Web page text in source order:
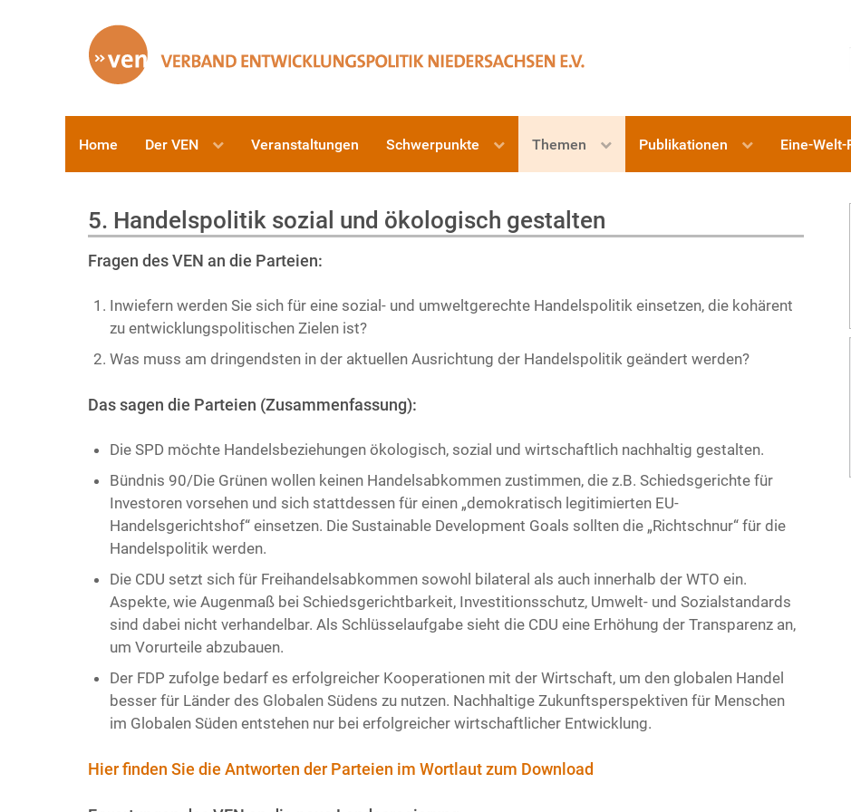
Home Der VEN Veranstaltungen Schwerpunkte Themen Publikationen Eine-
5. Handelspolitik sozial und ökologisch gestalten
Fragen des VEN an die Parteien:
Inwiefern werden Sie sich für eine sozial- und umweltgerechte Handelspolitik einsetzen, die kohärent
zu entwicklungspolitischen Zielen ist?
Was muss am dringendsten in der aktuellen Ausrichtung der Handelspolitik geändert werden?
Das sagen die Parteien (Zusammenfassung):
Die SPD möchte Handelsbeziehungen ökologisch, sozial und wirtschaftlich nachhaltig gestalten.
Bündnis 90/Die Grünen wollen keinen Handelsabkommen zustimmen, die z.B. Schiedsgerichte für
Investoren vorsehen und sich stattdessen für einen „demokratisch legitimierten EU-
Handelsgerichtshof“ einsetzen. Die Sustainable Development Goals sollten die „Richtschnur“ für die
Handelspolitik werden.
Die CDU setzt sich für Freihandelsabkommen sowohl bilateral als auch innerhalb der WTO ein.
Aspekte, wie Augenmaß bei Schiedsgerichtbarkeit, Investitionsschutz, Umwelt- und Sozialstandards
sind dabei nicht verhandelbar. Als Schlüsselaufgabe sieht die CDU eine Erhöhung der Transparenz an,
um Vorurteile abzubauen.
Der FDP zufolge bedarf es erfolgreicher Kooperationen mit der Wirtschaft, um den globalen Handel
besser für Länder des Globalen Südens zu nutzen. Nachhaltige Zukunftsperspektiven für Menschen
im Globalen Süden entstehen nur bei erfolgreicher wirtschaftlicher Entwicklung.
Hier finden Sie die Antworten der Parteien im Wortlaut zum Download